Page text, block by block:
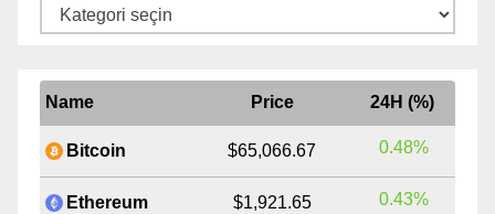
Kategoriler
Name Price 24H (%)
Bitcoin $65,066.67 0.48%
Ethereum $1,921.65 0.43%